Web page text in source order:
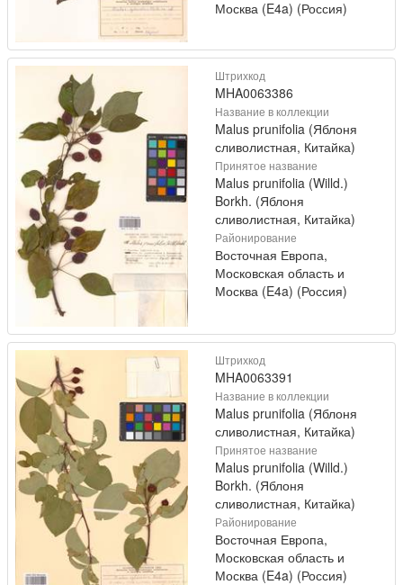
Москва (E4a) (Россия)
Штрихкод
MHA0063386
Название в коллекции
Malus prunifolia (Яблоня
сливолистная, Китайка)
Принятое название
Malus prunifolia (Willd.)
Borkh. (Яблоня
сливолистная, Китайка)
Районирование
Восточная Европа,
Московская область и
Москва (E4a) (Россия)
Штрихкод
MHA0063391
Название в коллекции
Malus prunifolia (Яблоня
сливолистная, Китайка)
Принятое название
Malus prunifolia (Willd.)
Borkh. (Яблоня
сливолистная, Китайка)
Районирование
Восточная Европа,
Московская область и
Москва (E4a) (Россия)